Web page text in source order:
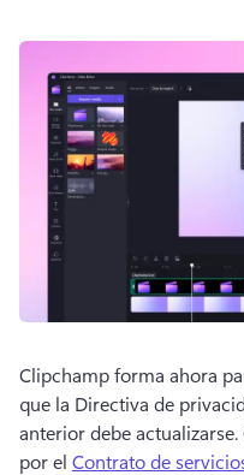
Clipchamp forma ahora
que la Directiva de
anterior debe actualizarse.
por el Contrato de